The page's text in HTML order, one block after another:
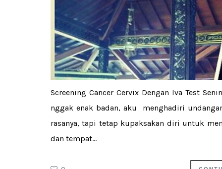
Screening Cancer Cervix Dengan Iva Test
nggak enak badan, aku menghadiri
rasanya, tapi tetap kupaksakan diri untuk
dan tempat...